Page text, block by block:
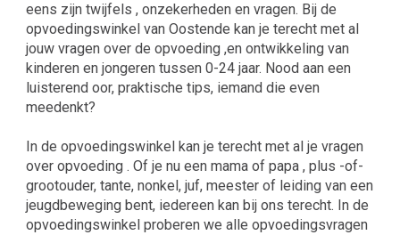
eens zijn twijfels , onzekerheden en vragen. Bij de
opvoedingswinkel van Oostende kan je terecht met al
jouw vragen over de opvoeding ,en ontwikkeling van
kinderen en jongeren tussen 0-24 jaar. Nood aan een
luisterend oor, praktische tips, iemand die even
meedenkt?
In de opvoedingswinkel kan je terecht met al je vragen
over opvoeding . Of je nu een mama of papa , plus -of-
grootouder, tante, nonkel, juf, meester of leiding van een
jeugdbeweging bent, iedereen kan bij ons terecht. In de
opvoedingswinkel proberen we alle opvoedingsvragen